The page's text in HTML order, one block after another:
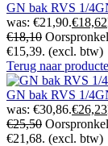
GN bak RVS 1/
was: €21,90.€18,62
€18,10
€15,39. (excl. btw)
Terug naar
GN bak RVS 1/
was: €30,86.€26,23
€25,50
€21,68. (excl. btw)